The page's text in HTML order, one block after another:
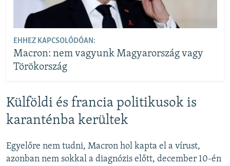
EHHEZ KAPCSOLÓDÓAN:
Macron: nem vagyunk Magyarország vagy
Törökország
Külföldi és francia politikusok is
karanténba kerültek
Egyelőre nem tudni, Macron hol kapta el a vírust,
azonban nem sokkal a diagnózis előtt, december 10-én